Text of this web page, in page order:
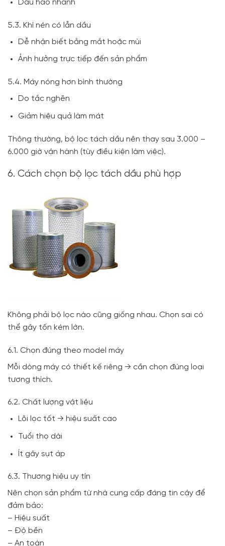
Dầu hao nhanh
5.3. Khí nén có lẫn dầu
Dễ nhận biết bằng mắt hoặc mùi
Ảnh hưởng trực tiếp đến sản phẩm
5.4. Máy nóng hơn bình thường
Do tắc nghẽn
Giảm hiệu quả làm mát
Thông thường, bộ lọc tách dầu nên thay sau 3.000 –
6.000 giờ vận hành (tùy điều kiện làm việc).
6. Cách chọn bộ lọc tách dầu phù hợp
Không phải bộ lọc nào cũng giống nhau. Chọn sai có
thể gây tốn kém lớn.
6.1. Chọn đúng theo model máy
Mỗi dòng máy có thiết kế riêng → cần chọn đúng loại
tương thích.
6.2. Chất lượng vật liệu
Lõi lọc tốt → hiệu suất cao
Tuổi thọ dài
Ít gây sụt áp
6.3. Thương hiệu uy tín
Nên chọn sản phẩm từ nhà cung cấp đáng tin cậy để
đảm bảo:
– Hiệu suất
– Độ bền
– An toàn